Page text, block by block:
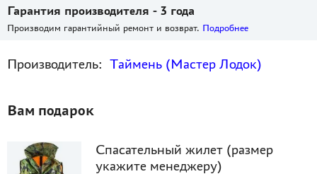
Гарантия производителя - 3 года
Производим гарантийный ремонт и возврат. Подробнее
Производитель: Таймень (Мастер Лодок)
Вам подарок
Спасательный жилет (размер
укажите менеджеру)